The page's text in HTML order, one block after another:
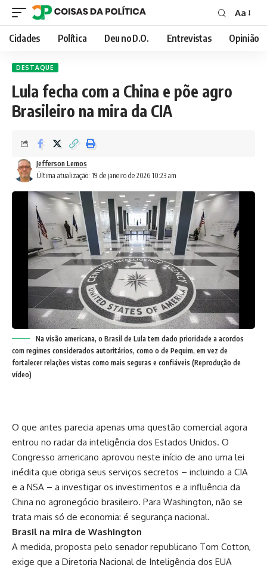
Font
Resizer
Aa
Cidades Política Deu no D.O. Entrevistas Opinião
DESTAQUE
Lula fecha com a China e põe agro
Brasileiro na mira da CIA
Última atualização: 19 de janeiro de 2026 10:23 am
Jefferson Lemos
Na visão americana, o Brasil de Lula tem dado prioridade a acordos
com regimes considerados autoritários, como o de Pequim, em vez de
fortalecer relações vistas como mais seguras e confiáveis (Reprodução de
vídeo)
O que antes parecia apenas uma questão comercial agora
entrou no radar da inteligência dos Estados Unidos. O
Congresso americano aprovou neste início de ano uma lei
inédita que obriga seus serviços secretos – incluindo a CIA
e a NSA – a investigar os investimentos e a influência da
China no agronegócio brasileiro. Para Washington, não se
trata mais só de economia: é segurança nacional.
Brasil na mira de Washington
A medida, proposta pelo senador republicano Tom Cotton,
exige que a Diretoria Nacional de Inteligência dos EUA